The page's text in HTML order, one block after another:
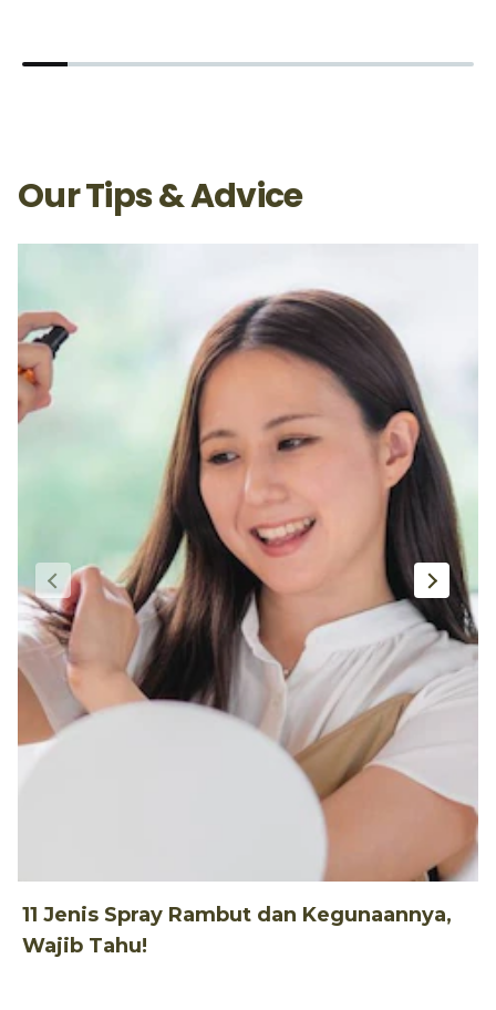
Our Tips & Advice
11 Jenis Spray Rambut dan Kegunaannya,
Wajib Tahu!